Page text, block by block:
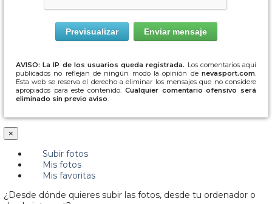
AVISO: La IP de los usuarios queda registrada. Los comentarios aquí
publicados no reflejan de ningún modo la opinión de nevasport.com.
Esta web se reserva el derecho a eliminar los mensajes que no considere
apropiados para este contenido. Cualquier comentario ofensivo será
eliminado sin previo aviso.
×
Subir fotos
Mis fotos
Mis favoritas
¿Desde dónde quieres subir las fotos, desde tu ordenador o